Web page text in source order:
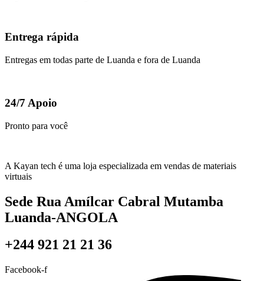
Entrega rápida
Entregas em todas parte de Luanda e fora de Luanda
24/7 Apoio
Pronto para você
A Kayan tech é uma loja especializada em vendas de materiais
virtuais
Sede Rua Amílcar Cabral Mutamba
Luanda-ANGOLA
+244 921 21 21 36
Facebook-f